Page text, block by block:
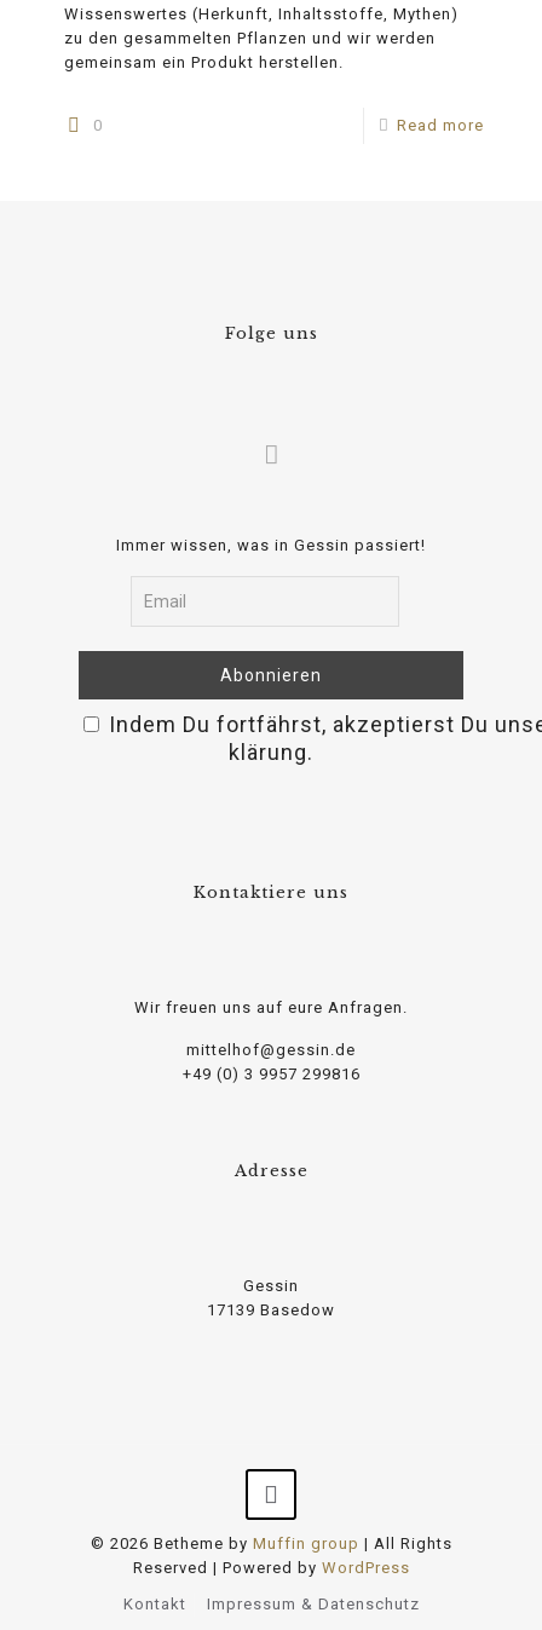
Wissenswertes (Herkunft, Inhaltsstoffe, Mythen)
zu den gesammelten Pflanzen und wir werden
gemeinsam ein Produkt herstellen.
0 Read more
Folge uns
Immer wissen, was in Gessin passiert!
Indem Du fortfährst, akzeptierst Du
osteopathe-nyon-cabinet-monney
klärung.
Kontaktiere uns
Wir freuen uns auf eure Anfragen.
mittelhof@gessin.de
+49 (0) 3 9957 299816
Adresse
Gessin
17139 Basedow
© 2026 Betheme by Muffin group | All Rights
Reserved | Powered by WordPress
Kontakt
Impressum & Datenschutz